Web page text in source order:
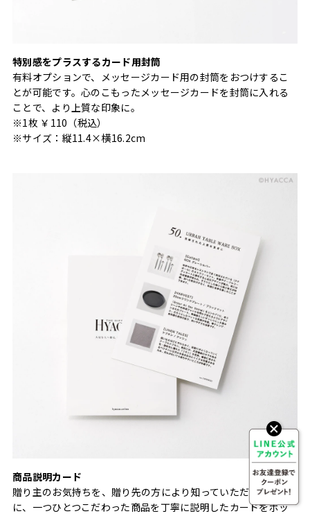
特別感をプラスするカード用封筒
有料オプションで、メッセージカード用の封筒をおつけするこ
とが可能です。心のこもったメッセージカードを封筒に入れる
ことで、より上質な印象に。
※1枚 ￥110（税込）
※サイズ：縦11.4×横16.2cm
商品説明カード
贈り主のお気持ちを、贈り先の方により知っていただくため
に、一つひとつこだわった商品を丁寧に説明したカードをボッ